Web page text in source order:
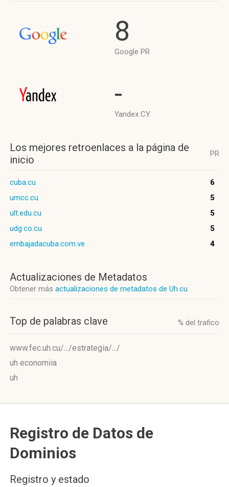
8
Google PR
-
Yandex CY
Los mejores retroenlaces a la página de
inicio
PR
cuba.cu
6
umcc.cu
5
ult.edu.cu
5
udg.co.cu
5
embajadacuba.com.ve
4
Actualizaciones de Metadatos
Obtener más actualizaciones de metadatos de Uh.cu
Top de palabras clave % del trafico
www.fec.uh.cu/.../estrategia/.../
uh economiia
uh
Registro de Datos de
Dominios
Registro y estado